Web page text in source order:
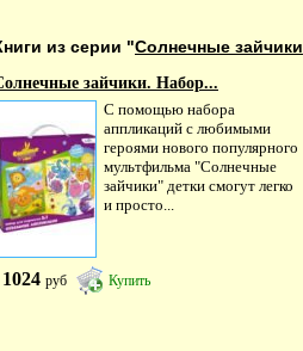
из серии "Солнечные зайчики
зайчики. Набор...
С помощью набора
аппликаций с любимыми
героями нового популярного
мультфильма "Солнечные
зайчики" детки смогут легко
и просто...
1024 руб Купить